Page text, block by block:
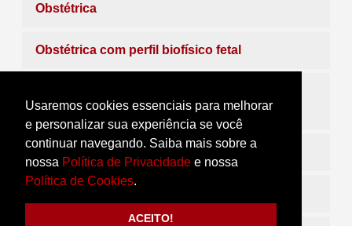
Usaremos cookies essenciais para melhorar
e personalizar sua experiência se você
continuar navegando. Saiba mais sobre a
nossa Política de Privacidade e nossa
Política de Cookies.
ACEITO!
Obstétrica
Obstétrica com perfil biofísico fetal
nucal
Órgãos e estrutura (partes moles)